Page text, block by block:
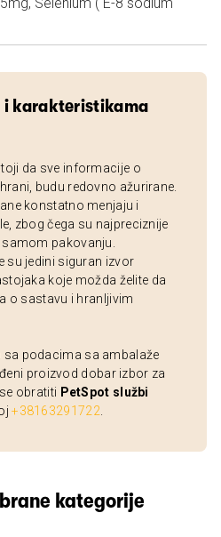
i karakteristikama
da sve informacije o
budu redovno ažurirane.
konstatno menjaju i
zbog čega su najpreciznije
pakovanju.
su jedini siguran izvor
koje možda želite da
o sastavu i hranljivim
podacima sa ambalaže
proizvod dobar izbor za
obratiti PetSpot službi
+38163291722
kategorije